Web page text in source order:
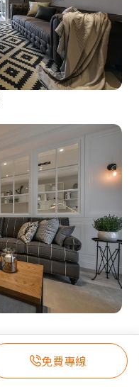
免費專線